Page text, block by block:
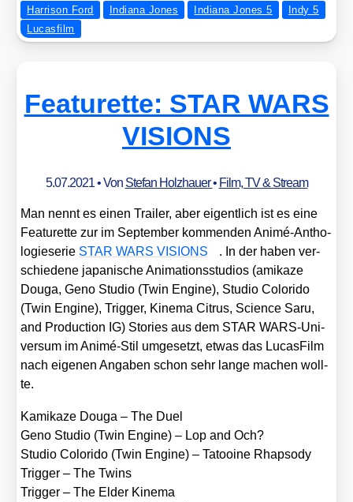
Harrison Ford Indiana Jones Indiana Jones 5
Indy 5
Lucasfilm
Featurette: STAR WARS
VISIONS
5.07.2021• Von Stefan Holzhauer• Film, TV & Stream
Man nennt es einen Trai­ler, aber eigent­lich ist es eine
Fea­tur­et­te zur im Sep­tem­ber kom­men­den Ani­mé-Antho­
lo­gie­se­rie STAR WARS VISIONS
. In der haben ver­
schie­de­ne japa­ni­sche Ani­ma­ti­ons­stu­di­os (ami­ka­ze
Dou­ga, Geno Stu­dio (Twin Engi­ne), Stu­dio Colo­ri­do
(Twin Engi­ne), Trig­ger, Kine­ma Citrus, Sci­ence Saru,
and Pro­duc­tion IG) Sto­ries aus dem STAR WARS-Uni­
ver­sum im Ani­mé-Stil umge­setzt, etwas das Lucas­Film
nach eige­nen Anga­ben schon sehr lan­ge machen woll­
te.
Kami­ka­ze Dou­ga – The Duel
Geno Stu­dio (Twin Engi­ne) – Lop and Och?
Stu­dio Colo­ri­do (Twin Engi­ne) – Tatooi­ne Rhap­so­dy
Trig­ger – The Twins
Trig­ger – The Elder Kine­ma